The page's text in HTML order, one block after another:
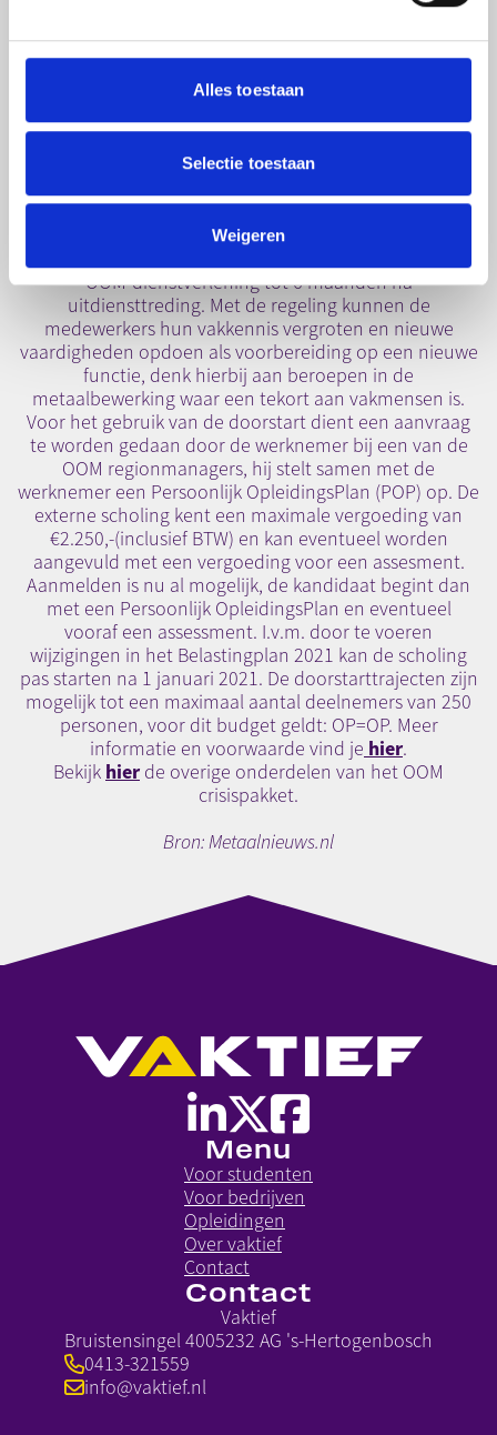
Alles toestaan
Selectie toestaan
Weigeren
Doorstart
Als tweede regeling heeft OOM de Doorstart ontwikkeld,
vakmensen voor de sector te behouden. Hiermee
kunnen werknemers van aangesloten OOM-bedrijven
OOM-dienstverlening tot 6 maanden na
uitdiensttreding. Met de regeling kunnen de
medewerkers hun vakkennis vergroten en nieuwe
vaardigheden opdoen als voorbereiding op een nieuwe
functie, denk hierbij aan beroepen in de
metaalbewerking waar een tekort aan vakmensen is.
Voor het gebruik van de doorstart dient een aanvraag
te worden gedaan door de werknemer bij een van de
OOM regionmanagers, hij stelt samen met de
werknemer een Persoonlijk OpleidingsPlan (POP) op. De
externe scholing kent een maximale vergoeding van
€2.250,-(inclusief BTW) en kan eventueel worden
aangevuld met een vergoeding voor een assesment.
Aanmelden is nu al mogelijk, de kandidaat begint dan
met een Persoonlijk OpleidingsPlan en eventueel
vooraf een assessment. I.v.m. door te voeren
wijzigingen in het Belastingplan 2021 kan de scholing
pas starten na 1 januari 2021. De doorstarttrajecten zijn
mogelijk tot een maximaal aantal deelnemers van 250
personen, voor dit budget geldt: OP=OP. Meer
informatie en voorwaarde vind je hier.
Bekijk hier de overige onderdelen van het OOM
crisispakket.
Bron: Metaalnieuws.nl
Menu
Voor studenten
Voor bedrijven
Opleidingen
Over vaktief
Contact
Contact
Vaktief
Bruistensingel 4005232 AG 's-Hertogenbosch
0413-321559
info@vaktief.nl